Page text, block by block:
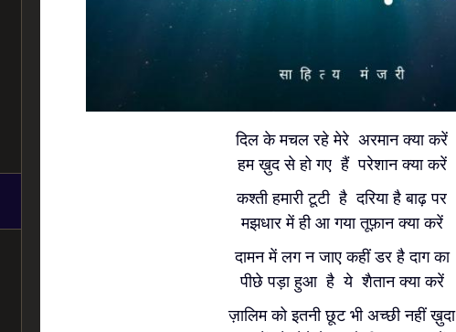
दिल के मचल रहे मेरे अरमान क्या करें
हम ख़ुद से हो गए हैं परेशान क्या करें
कश्ती हमारी टूटी है दरिया है बाढ़ पर
मझधार में ही आ गया तूफ़ान क्या करें
दामन में लग न जाए कहीं डर है दाग का
पीछे पड़ा हुआ है ये शैतान क्या करें
ज़ालिम को इतनी छूट भी अच्छी नहीं ख़ुदा